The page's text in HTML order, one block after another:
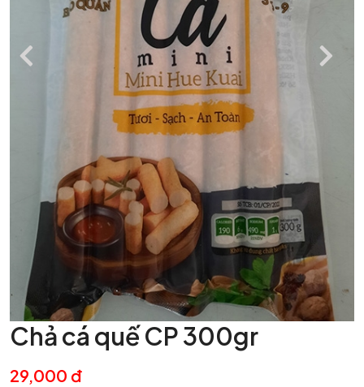
Chả cá quế CP 300gr
29,000 đ